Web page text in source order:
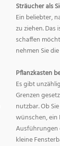
Sträucher als
Ein beliebter,
zu ziehen.
schaffen
nehmen Sie
Pflanzkasten
Es gibt
Grenzen
nutzbar. Ob
wünschen, ein
Ausführungen
kleine